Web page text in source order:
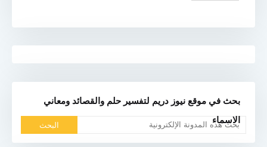
بحث في موقع نيوز دريم لتفسير حلم والقصائد ومعاني
الاسماء